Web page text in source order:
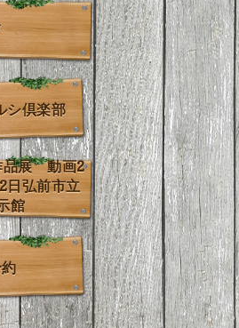
シ倶楽部
品展 動画2
日弘前市立
館